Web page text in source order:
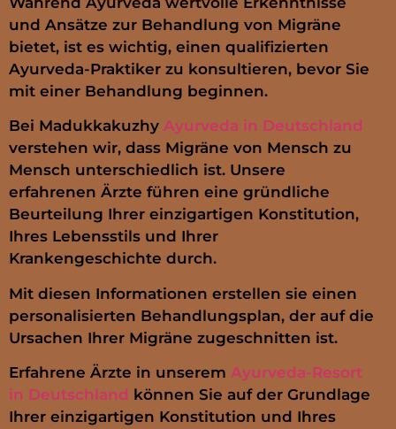
und Ansätze zur Behandlung von Migräne
bietet, ist es wichtig, einen qualifizierten
Ayurveda-Praktiker zu konsultieren, bevor Sie
mit einer Behandlung beginnen.
Bei Madukkakuzhy Ayurveda in Deutschland
verstehen wir, dass Migräne von Mensch zu
Mensch unterschiedlich ist. Unsere
erfahrenen Ärzte führen eine gründliche
Beurteilung Ihrer einzigartigen Konstitution,
Ihres Lebensstils und Ihrer
Krankengeschichte durch.
Mit diesen Informationen erstellen sie einen
personalisierten Behandlungsplan, der auf die
Ursachen Ihrer Migräne zugeschnitten ist.
Erfahrene Ärzte in unserem Ayurveda-Resort
in Deutschland können Sie auf der Grundlage
Ihrer einzigartigen Konstitution und Ihres